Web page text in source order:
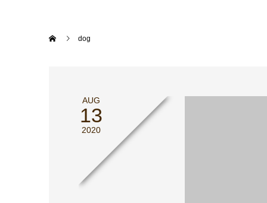
dog
AUG
13
2020